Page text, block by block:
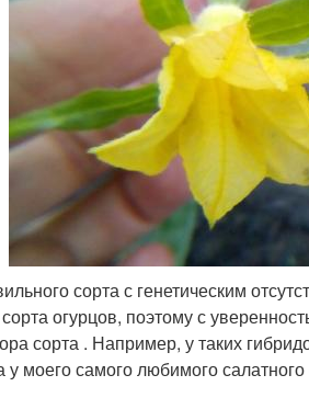
сорта с генетическим
огурцов, поэтому с
сорта . Например, у таких
у моего самого любимого